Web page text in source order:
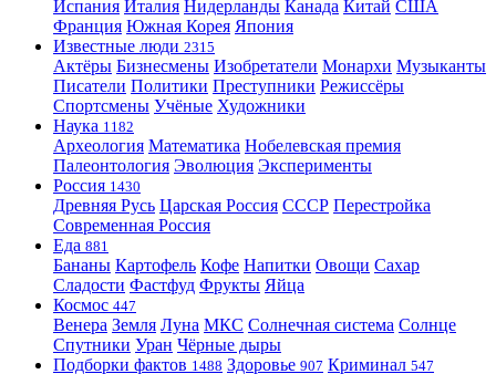
Испания Италия Нидерланды Канада Китай США
Франция Южная Корея Япония
Известные люди 2315
Актёры Бизнесмены Изобретатели Монархи Музыканты
Писатели Политики Преступники Режиссёры
Спортсмены Учёные Художники
Наука 1182
Археология Математика Нобелевская премия
Палеонтология Эволюция Эксперименты
Россия 1430
Древняя Русь Царская Россия СССР Перестройка
Современная Россия
Еда 881
Бананы Картофель Кофе Напитки Овощи Сахар
Сладости Фастфуд Фрукты Яйца
Космос 447
Венера Земля Луна МКС Солнечная система Солнце
Спутники Уран Чёрные дыры
Подборки фактов 1488 Здоровье 907 Криминал 547